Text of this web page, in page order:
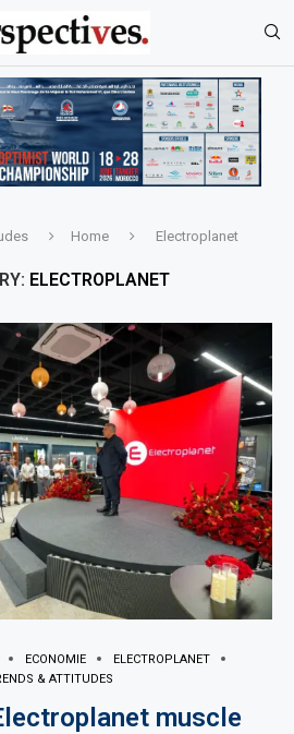
Home Electroplanet
ELECTROPLANET
ECONOMIE
ELECTROPLANET
& ATTITUDES
muscle